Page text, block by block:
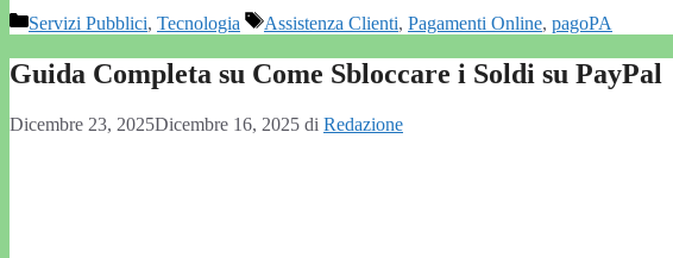
Categorie
Servizi Pubblici, Tecnologia Tag
Assistenza Clienti, Pagamenti Online, pagoPA
Guida Completa su Come Sbloccare i Soldi su PayPal
Dicembre 23, 2025Dicembre 16, 2025 di Redazione